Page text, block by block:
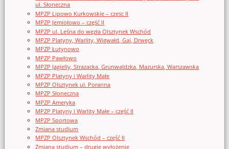
ul. Słoneczna
MPZP Lipowo Kurkowskie – czesc II
MPZP Jemiołowo – część II
MPZP ul. Leśna do węzła Olsztynek Wschód
MPZP Platyny, Warlity, Wigwałd, Gaj, Drwęck
MPZP Łutynowo
MPZP Pawłowo
MPZP Jagielly, Strazacka, Grunwaldzka, Mazurska, Warszawska
MPZP Platyny i Warlity Małe
MPZP Olsztynek ul. Poranna
MPZP Słoneczna
MPZP Ameryka
MPZP Platyny i Warlity Małe – część II
MPZP Sportowa
Zmiana studium
MPZP Olsztynek Wschód – część II
Zmiana studium – drugie wyłożenie